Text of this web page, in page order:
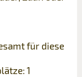
für diese
1